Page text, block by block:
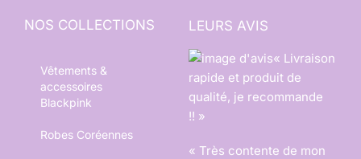
NOS COLLECTIONS
Vêtements &
accessoires
Blackpink
Robes Coréennes
LEURS AVIS
« Livraison
rapide et produit de
qualité, je recommande
!! »
« Très contente de mon